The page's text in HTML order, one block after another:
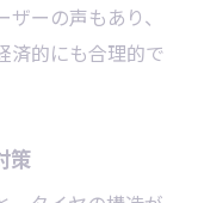
ーの声もあり、
済的にも合理的で
策